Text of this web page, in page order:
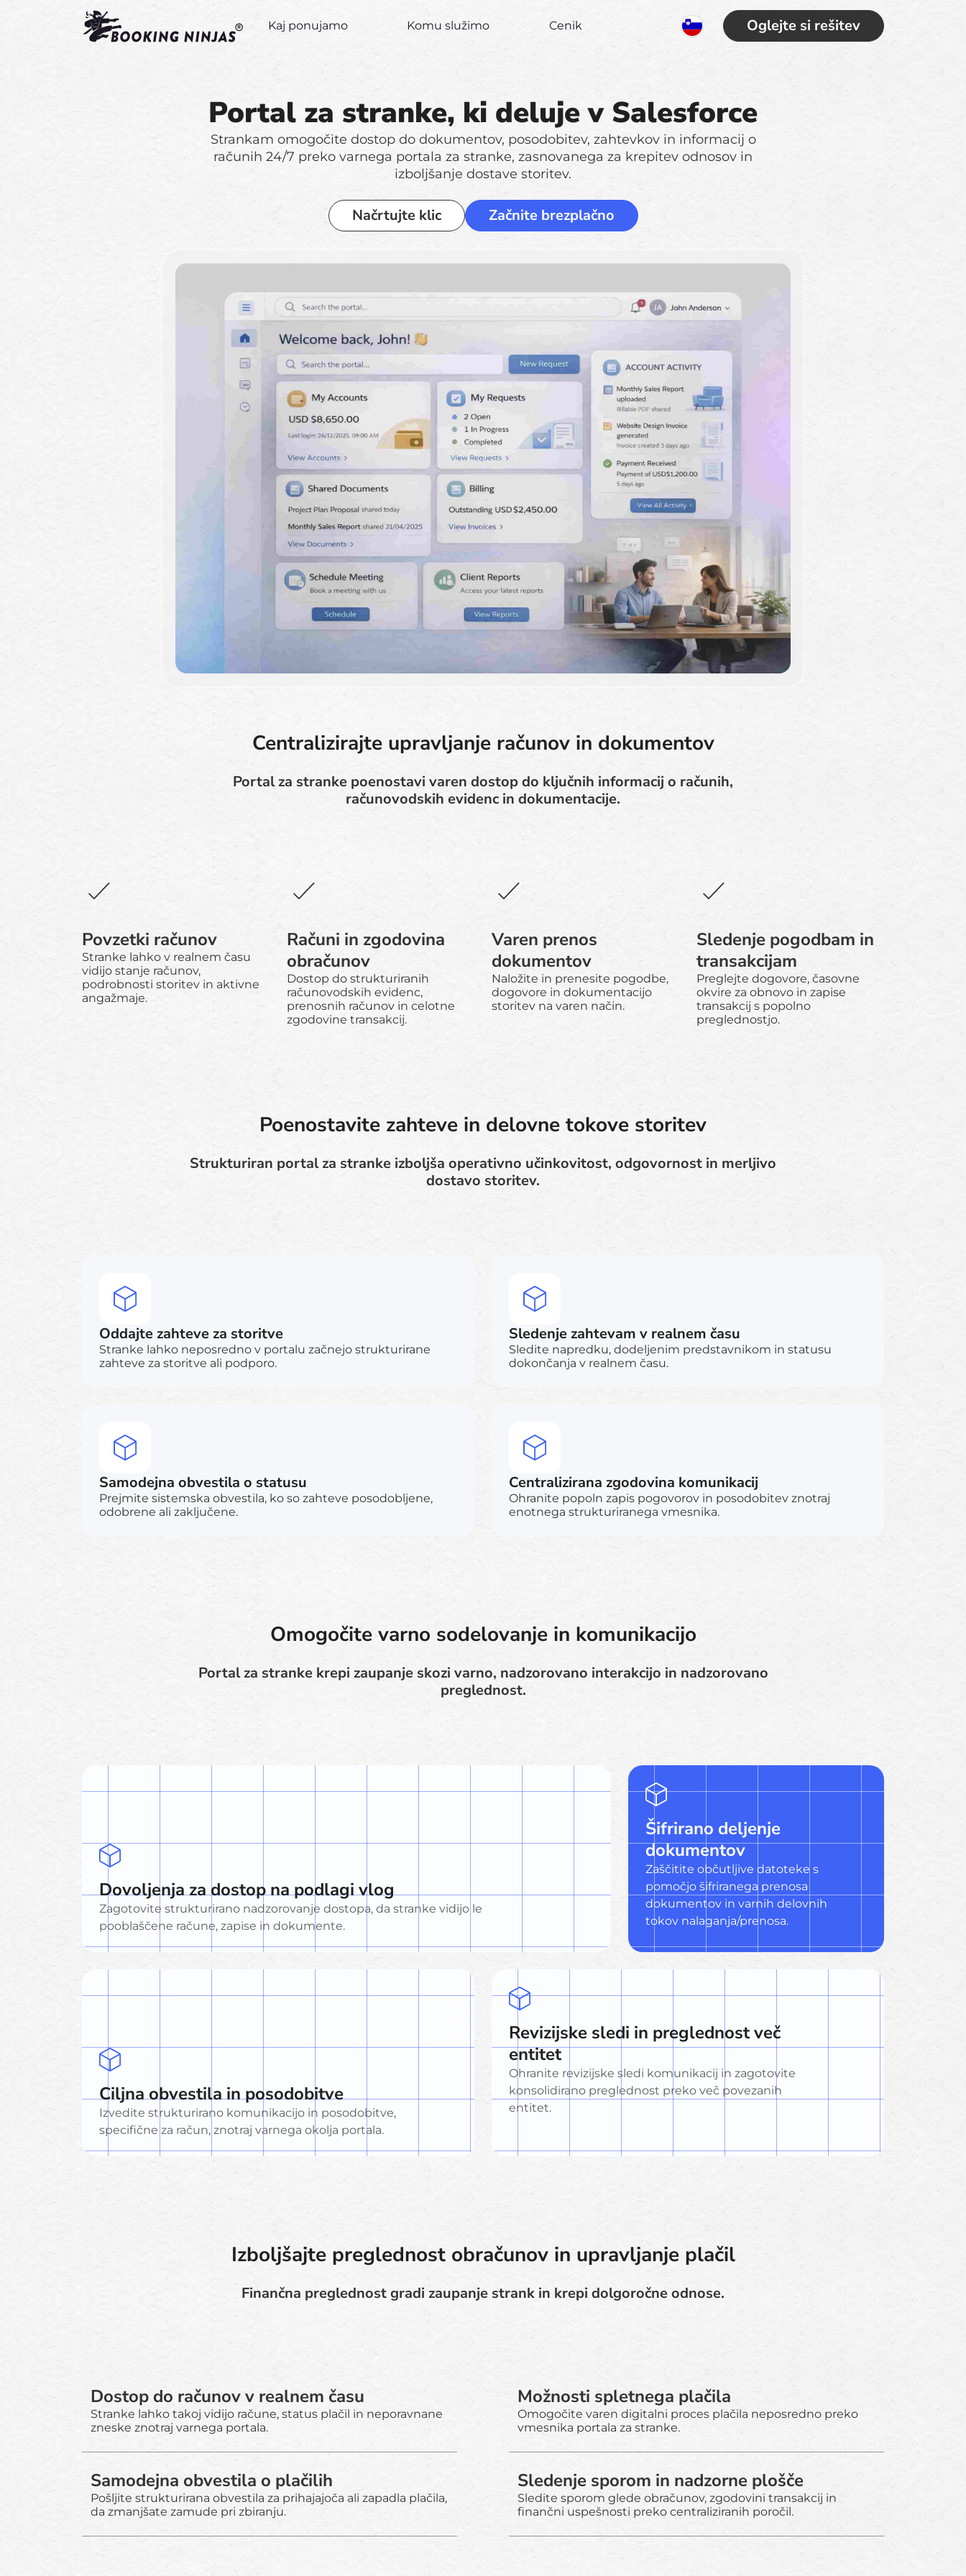
Oglejte si rešitev
Kaj ponujamo Komu služimo Cenik
Portal za stranke, ki deluje v Salesforce
Strankam omogočite dostop do dokumentov, posodobitev, zahtevkov in informacij o
računih 24/7 preko varnega portala za stranke, zasnovanega za krepitev odnosov in
izboljšanje dostave storitev.
Načrtujte klic Začnite brezplačno
Centralizirajte upravljanje računov in dokumentov
Portal za stranke poenostavi varen dostop do ključnih informacij o računih,
računovodskih evidenc in dokumentacije.
Povzetki računov
Stranke lahko v realnem času
vidijo stanje računov,
podrobnosti storitev in aktivne
angažmaje.
Računi in zgodovina
obračunov
Dostop do strukturiranih
računovodskih evidenc,
prenosnih računov in celotne
zgodovine transakcij.
Varen prenos
dokumentov
Naložite in prenesite pogodbe,
dogovore in dokumentacijo
storitev na varen način.
Sledenje pogodbam in
transakcijam
Preglejte dogovore, časovne
okvire za obnovo in zapise
transakcij s popolno
preglednostjo.
Poenostavite zahteve in delovne tokove storitev
Strukturiran portal za stranke izboljša operativno učinkovitost, odgovornost in merljivo
dostavo storitev.
Oddajte zahteve za storitve
Stranke lahko neposredno v portalu začnejo strukturirane
zahteve za storitve ali podporo.
Sledenje zahtevam v realnem času
Sledite napredku, dodeljenim predstavnikom in statusu
dokončanja v realnem času.
Samodejna obvestila o statusu
Prejmite sistemska obvestila, ko so zahteve posodobljene,
odobrene ali zaključene.
Centralizirana zgodovina komunikacij
Ohranite popoln zapis pogovorov in posodobitev znotraj
enotnega strukturiranega vmesnika.
Omogočite varno sodelovanje in komunikacijo
Portal za stranke krepi zaupanje skozi varno, nadzorovano interakcijo in nadzorovano
preglednost.
Dovoljenja za dostop na podlagi vlog
Zagotovite strukturirano nadzorovanje dostopa, da stranke vidijo le
pooblaščene račune, zapise in dokumente.
Šifrirano deljenje
dokumentov
Zaščitite občutljive datoteke s
pomočjo šifriranega prenosa
dokumentov in varnih delovnih
tokov nalaganja/prenosa.
Ciljna obvestila in posodobitve
Izvedite strukturirano komunikacijo in posodobitve,
specifične za račun, znotraj varnega okolja portala.
Revizijske sledi in preglednost več
entitet
Ohranite revizijske sledi komunikacij in zagotovite
konsolidirano preglednost preko več povezanih
entitet.
Izboljšajte preglednost obračunov in upravljanje plačil
Finančna preglednost gradi zaupanje strank in krepi dolgoročne odnose.
Dostop do računov v realnem času
Stranke lahko takoj vidijo račune, status plačil in neporavnane
zneske znotraj varnega portala.
Možnosti spletnega plačila
Omogočite varen digitalni proces plačila neposredno preko
vmesnika portala za stranke.
Samodejna obvestila o plačilih
Pošljite strukturirana obvestila za prihajajoča ali zapadla plačila,
da zmanjšate zamude pri zbiranju.
Sledenje sporom in nadzorne plošče
Sledite sporom glede obračunov, zgodovini transakcij in
finančni uspešnosti preko centraliziranih poročil.